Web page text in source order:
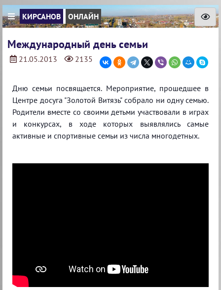
КИРСАНОВ ОНЛАЙН
Международный день семьи
21.05.2013 2135
Дню семьи посвящается. Мероприятие, прошедшее в
Центре досуга "Золотой Витязь" собрало ни одну семью.
Родители вместе со своими детьми участвовали в играх
и конкурсах, в ходе которых выявлялись самые
активные и спортивные семьи из числа многодетных.